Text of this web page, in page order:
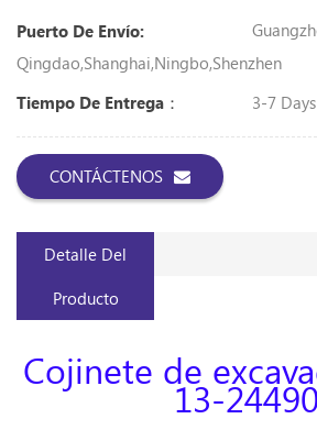
Puerto De Envío:
Qingdao,Shanghai,Ningbo,shenzhen
Tiempo De Entrega：
3-7 Days
CONTÁCTENOS
Detalle Del
Producto
Cojinete de
13-